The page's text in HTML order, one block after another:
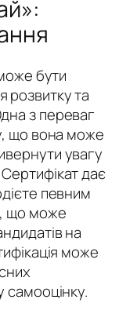
бути
розвитку та
з переваг
що вона може
увагу
дає
певним
що може
на
може
самооцінку.